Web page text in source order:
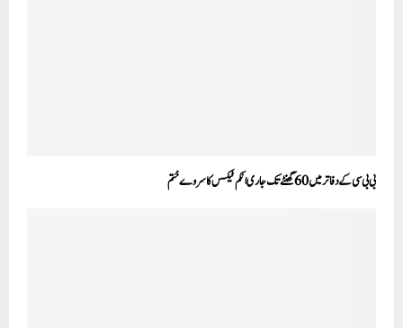
بی بی سی کے دفاتر میں 60گھنٹے تک جاری انکم ٹیکس کا سروے ختم